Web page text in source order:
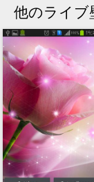
他のライブ